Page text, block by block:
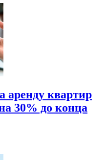
аренду квартир
30% до конца